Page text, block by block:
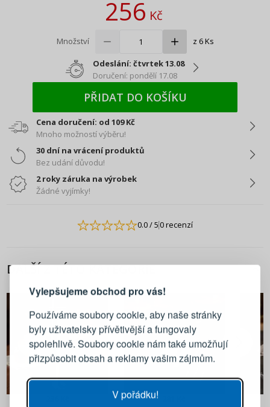
Vylepšujeme obchod pro vás!
Používáme soubory cookie, aby naše stránky
byly uživatelsky přívětivější a fungovaly
spolehlivě. Soubory cookie nám také umožňují
přizpůsobit obsah a reklamy vašim zájmům.
V pořádku!
256Kč
Množství z 6 Ks
Odeslání: čtvrtek 13.08
Doručení: pondělí 17.08
PŘIDAT DO KOŠÍKU
Cena doručení: od 109 Kč
Mnoho možností výběru!
30 dní na vrácení produktů
Bez udání důvodu!
2 roky záruka na výrobek
Žádné vyjímky!
0.0/ 50 recenzí
DALŠÍ Z TÉTO KATEGORIE
Přihlaste se ke svému účtu
Emailová adresa